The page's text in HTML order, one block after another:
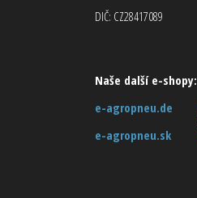
DIČ: CZ28417089
Naše další e-shopy:
e-agropneu.de
e-agropneu.sk